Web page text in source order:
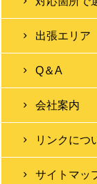
出張エリア
Q＆A
会社案内
リンクにつ
サイトマッ